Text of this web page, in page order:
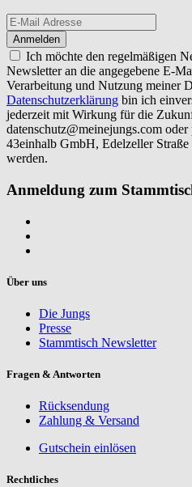
Ich möchte den regelmäßigen
Newsletter an die angegebene E-
Verarbeitung und Nutzung meiner
Datenschutzerklärung bin ich
jederzeit mit Wirkung für die
datenschutz@meinejungs.com oder
43einhalb GmbH, Edelzeller
werden.
Anmeldung zum
Über uns
Die Jungs
Presse
Stammtisch Newsletter
Fragen & Antworten
Rücksendung
Zahlung & Versand
Gutschein einlösen
Rechtliches